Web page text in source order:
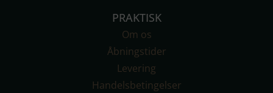
PRAKTISK
Om os
Åbningstider
Levering
Handelsbetingelser